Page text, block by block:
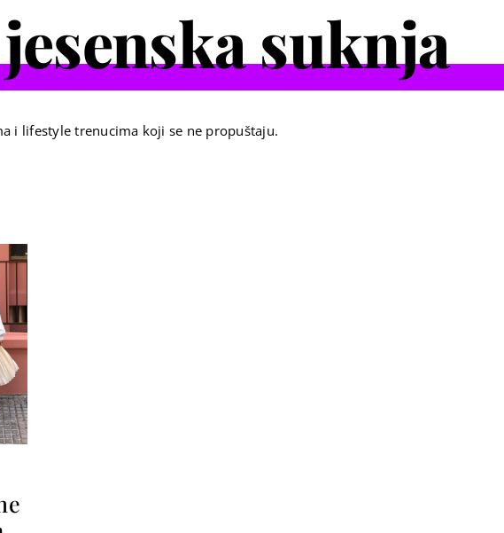
jesenska suknja
i lifestyle trenucima koji se ne propuštaju.